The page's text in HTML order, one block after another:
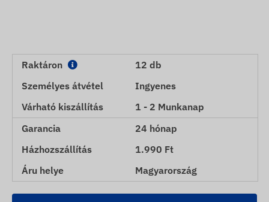
Raktáron
12 db
Személyes átvétel
Ingyenes
Várható kiszállítás
1 - 2 Munkanap
Garancia
24 hónap
Házhozszállítás
1.990 Ft
Áru helye
Magyarország